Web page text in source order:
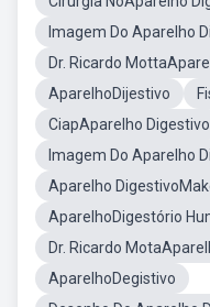
Imagem Do Aparelho
Dr. Ricardo
AparelhoDijestivo
CiapAparelho Digestivo
Imagem Do Aparelho
Aparelho
AparelhoDigestório
Dr. Ricardo
AparelhoDegistivo